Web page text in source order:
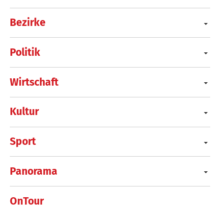
Bezirke
Politik
Wirtschaft
Kultur
Sport
Panorama
OnTour